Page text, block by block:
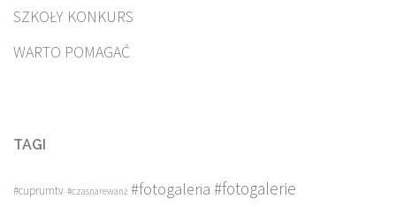
SZKOŁY KONKURS
WARTO POMAGAĆ
TAGI
#cuprumtv #czasnarewanż #fotogaleria #fotogalerie